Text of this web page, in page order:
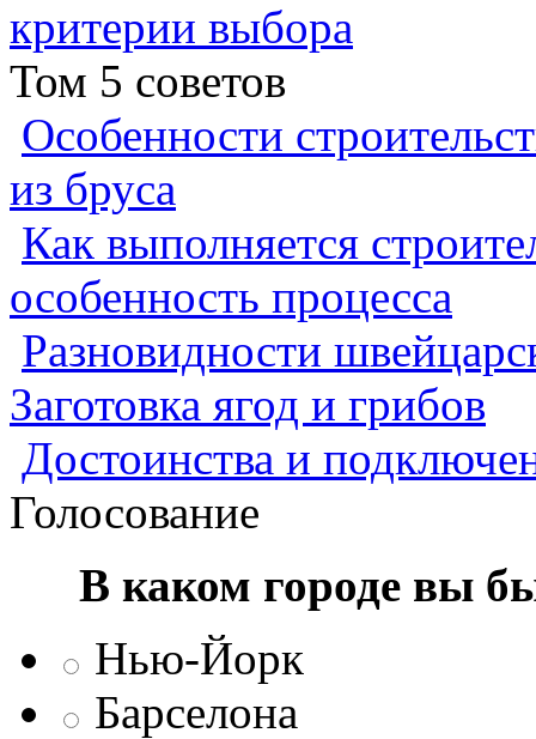
критерии выбора
Том 5 советов
Особенности
из бруса
Как выполняется
особенность процесса
Разновидности
Заготовка ягод и грибов
Достоинства и
Голосование
В каком городе вы
Нью-Йорк
Барселона